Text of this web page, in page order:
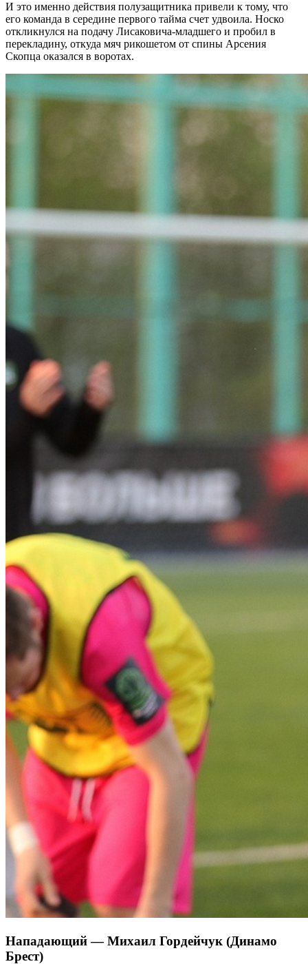
И это именно действия полузащитника привели к тому, что
его команда в середине первого тайма счет удвоила. Носко
откликнулся на подачу Лисаковича-младшего и пробил в
перекладину, откуда мяч рикошетом от спины Арсения
Скопца оказался в воротах.
Нападающий — Михаил Гордейчук (Динамо
Брест)